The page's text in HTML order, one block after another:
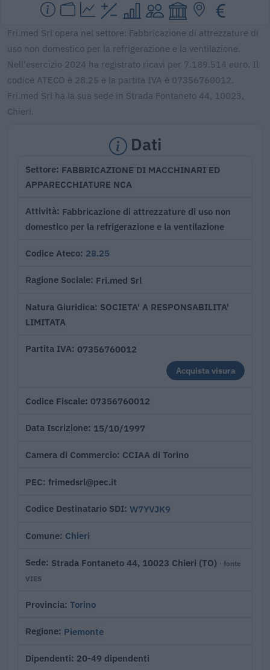
Fri.med Srl opera nel settore: Fabbricazione di attrezzature di
uso non domestico per la refrigerazione e la ventilazione.
Nell'esercizio 2024 ha registrato ricavi per 7.189.514 euro. Il
codice ATECO è 28.25 e la partita IVA è 07356760012.
Fri.med Srl ha la sua sede in Strada Fontaneto 44, 10023,
Chieri.
Dati
Settore FABBRICAZIONE DI MACCHINARI ED
APPARECCHIATURE NCA
Attività Fabbricazione di attrezzature di uso non
domestico per la refrigerazione e la ventilazione
Codice Ateco 28.25
Ragione Sociale Fri.med Srl
Natura Giuridica SOCIETA' A RESPONSABILITA'
LIMITATA
Partita IVA 07356760012
Acquista visura
Codice Fiscale 07356760012
Data Iscrizione 15/10/1997
Camera di Commercio CCIAA di Torino
PEC frimedsrl@pec.it
Codice Destinatario SDI W7YVJK9
Comune Chieri
Sede Strada Fontaneto 44, 10023 Chieri (TO) · fonte
VIES
Provincia Torino
Regione Piemonte
Dipendenti 20-49 dipendenti